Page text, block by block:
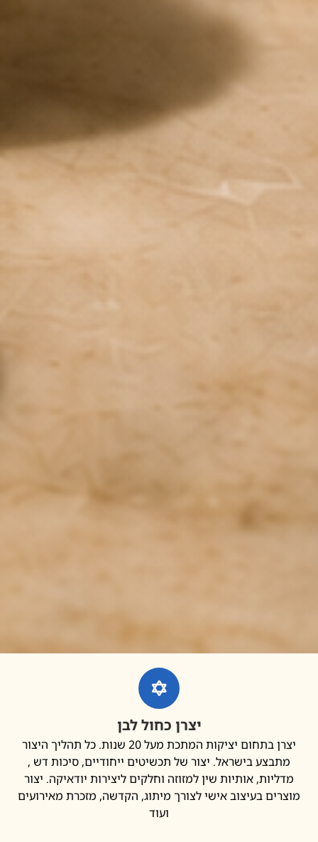
יצרן כחול לבן
יצרן בתחום יציקות המתכת מעל 20 שנות. כל תהליך היצור
בישראל. יצור של תכשיטים ייחודיים, סיכות דש ,
אותיות שין למזוזה וחלקים ליצירות יודאיקה. יצור
בעיצוב אישי לצורך מיתוג, הקדשה, מזכרת מאירועים